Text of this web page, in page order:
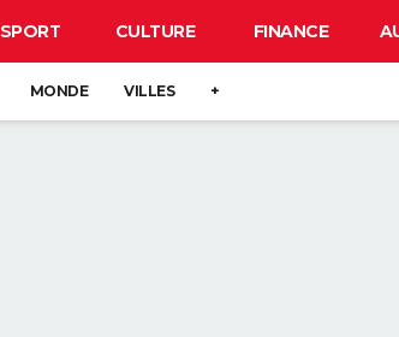
SPORT CULTURE FINANCE
MONDE VILLES +